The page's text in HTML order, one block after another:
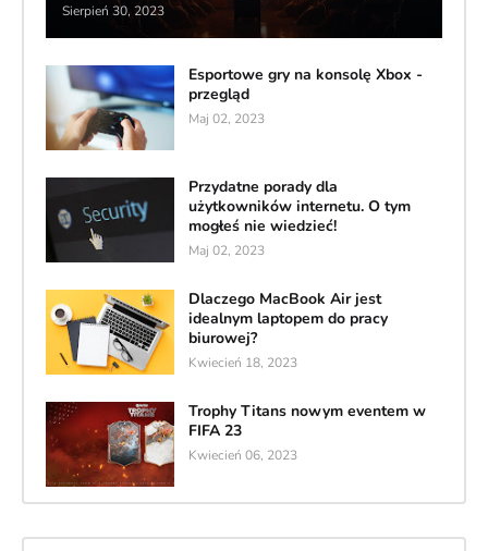
Sierpień 30, 2023
Esportowe gry na konsolę Xbox -
przegląd
Maj 02, 2023
Przydatne porady dla
użytkowników internetu. O tym
mogłeś nie wiedzieć!
Maj 02, 2023
Dlaczego MacBook Air jest
idealnym laptopem do pracy
biurowej?
Kwiecień 18, 2023
Trophy Titans nowym eventem w
FIFA 23
Kwiecień 06, 2023